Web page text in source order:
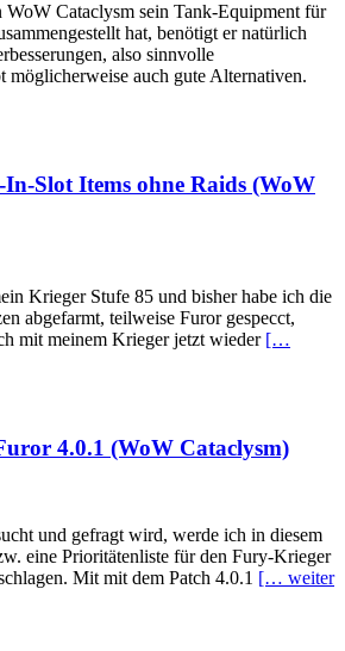
Cataclysm sein Tank-Equipment für
hat, benötigt er natürlich
also sinnvolle
möglicherweise auch gute Alternativen.
Slot Items ohne Raids (WoW
Krieger Stufe 85 und bisher habe ich die
abgefarmt, teilweise Furor gespecct,
mit meinem Krieger jetzt wieder […
4.0.1 (WoW Cataclysm)
und gefragt wird, werde ich in diesem
eine Prioritätenliste für den Fury-Krieger
Mit mit dem Patch 4.0.1 [… weiter